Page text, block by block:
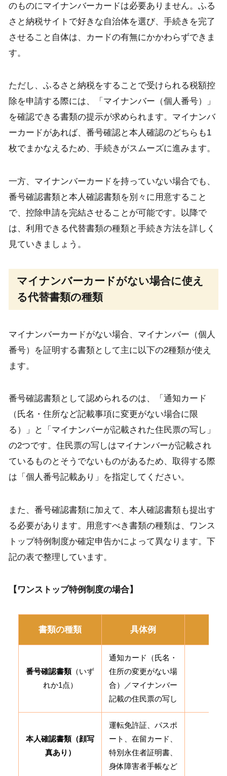
のものにマイナンバーカードは必要ありません。ふる
さと納税サイトで好きな自治体を選び、手続きを完了
させること自体は、カードの有無にかかわらずできま
す。
ただし、ふるさと納税をすることで受けられる税額控
除を申請する際には、「マイナンバー（個人番号）」
を確認できる書類の提示が求められます。マイナンバ
ーカードがあれば、番号確認と本人確認のどちらも1
枚でまかなえるため、手続きがスムーズに進みます。
一方、マイナンバーカードを持っていない場合でも、
番号確認書類と本人確認書類を別々に用意すること
で、控除申請を完結させることが可能です。以降で
は、利用できる代替書類の種類と手続き方法を詳しく
見ていきましょう。
マイナンバーカードがない場合に使え
る代替書類の種類
マイナンバーカードがない場合、マイナンバー（個人
番号）を証明する書類として主に以下の2種類が使え
ます。
番号確認書類として認められるのは、「通知カード
（氏名・住所など記載事項に変更がない場合に限
る）」と「マイナンバーが記載された住民票の写し」
の2つです。住民票の写しはマイナンバーが記載され
ているものとそうでないものがあるため、取得する際
は「個人番号記載あり」を指定してください。
また、番号確認書類に加えて、本人確認書類も提出す
る必要があります。用意すべき書類の種類は、ワンス
トップ特例制度か確定申告かによって異なります。下
記の表で整理しています。
【ワンストップ特例制度の場合】
書類の種類 具体例
番号確認書類 （いず
れか1点）
通知カード（氏名・
住所の変更がない場
合）／マイナンバー
記載の住民票の写し
本人確認書類（顔写
真あり）
運転免許証、パスポ
ート、在留カード、
特別永住者証明書、
身体障害者手帳など